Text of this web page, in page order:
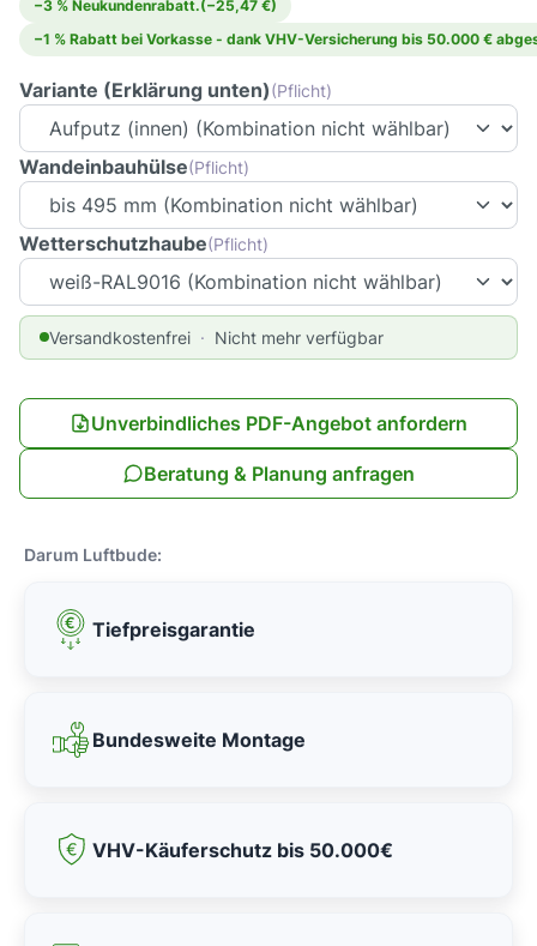
−3 % Neukundenrabatt.(−25,47 €)
−1 % Rabatt bei Vorkasse - dank VHV-Versicherung bis 50.000 €
Variante (Erklärung unten)(Pflicht)
Wandeinbauhülse(Pflicht)
Wetterschutzhaube(Pflicht)
Versandkostenfrei Nicht mehr verfügbar
Unverbindliches PDF-Angebot anfordern
Beratung & Planung anfragen
Darum Luftbude:
Tiefpreisgarantie
Bundesweite Montage
VHV-Käuferschutz bis 50.000€